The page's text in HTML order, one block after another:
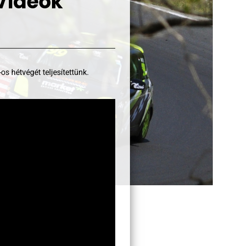
hétvégét teljesítettünk.